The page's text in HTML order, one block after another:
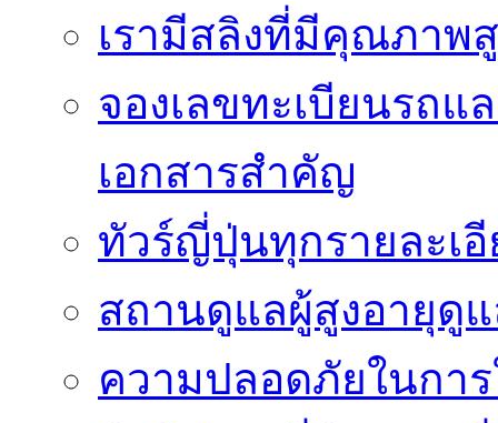
เรามีสลิงที่มีคุณภาพ
จองเลขทะเบียนรถแ
เอกสารสำคัญ
ทัวร์ญี่ปุ่นทุกรายละเ
สถานดูแลผู้สูงอายุดู
ความปลอดภัยในกา